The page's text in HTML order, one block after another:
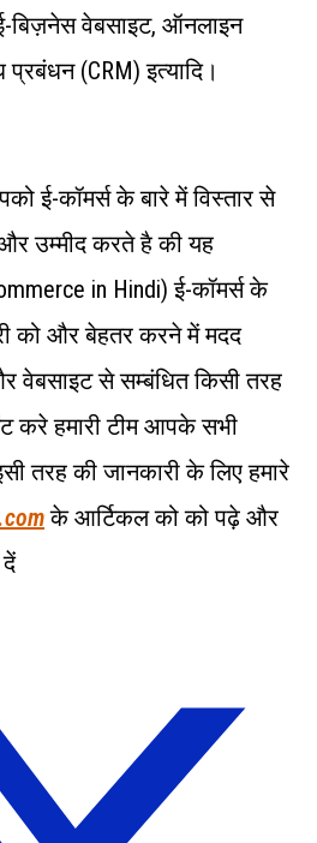
बिज़नेस वेबसाइट, ऑनलाइन
(CRM) इत्यादि।
ई-कॉमर्स के बारे में विस्तार से
उम्मीद करते है की यह
in Hindi) ई-कॉमर्स के
को और बेहतर करने में मदद
वेबसाइट से सम्बंधित किसी तरह
हमारी टीम आपके सभी
तरह की जानकारी के लिए हमारे
के आर्टिकल को को पढ़े और